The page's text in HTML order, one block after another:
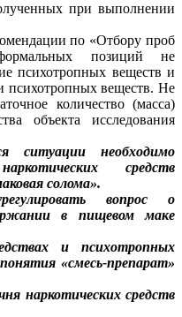
при выполнении
по «Отбору проб
позиций не
психотропных веществ и
психотропных веществ. Не
количество (масса)
объекта исследования
ситуации необходимо
средств
солома».
вопрос о
в пищевом маке
и психотропных
«смесь-препарат»
наркотических средств